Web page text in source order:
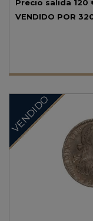
Precio salida 120
VENDIDO POR
VENDIDO